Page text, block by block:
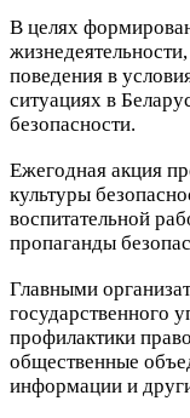
В целях
поведения в
ситуациях в
безопасности.
Ежегодная акция
культуры
воспитательной
пропаганды
Главными
государственного
профилактики
общественные
информации и